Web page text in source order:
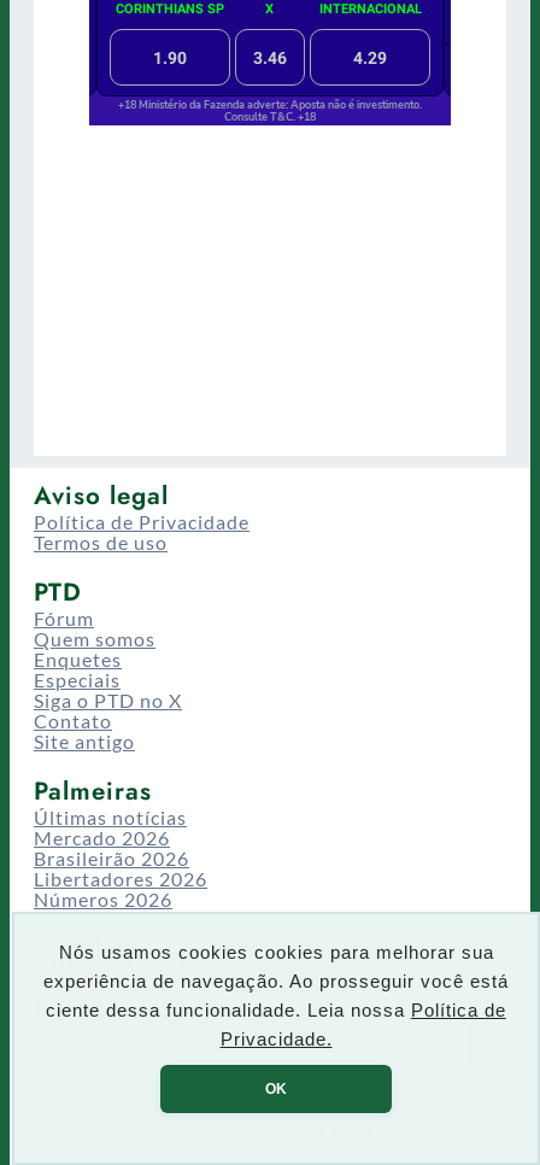
Nós usamos cookies cookies para melhorar sua
experiência de navegação. Ao prosseguir você está
ciente dessa funcionalidade. Leia nossa Política de
Privacidade.
OK
Aviso legal
Política de Privacidade
Termos de uso
PTD
Fórum
Quem somos
Enquetes
Especiais
Siga o PTD no X
Contato
Site antigo
Palmeiras
Últimas notícias
Mercado 2026
Brasileirão 2026
Libertadores 2026
Números 2026
Campeonatos
Temporadas
CT/Centro de Excelência
Busca
P
q
u
s